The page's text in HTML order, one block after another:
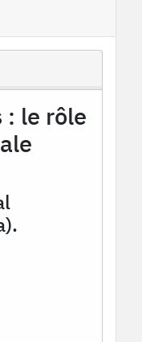
le rôle